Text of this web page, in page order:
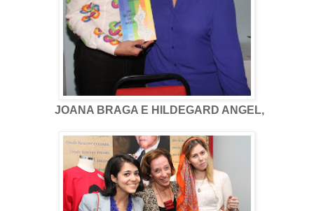
JOANA BRAGA E HILDEGARD ANGEL,